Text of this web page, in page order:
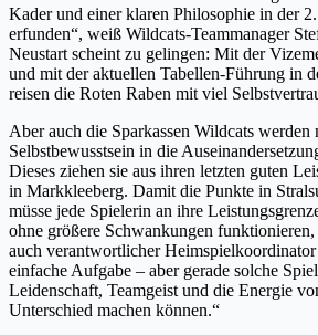
Kader und einer klaren Philosophie in der
erfunden“, weiß Wildcats-Teammanager
Neustart scheint zu gelingen: Mit der
und mit der aktuellen Tabellen-Führung in
reisen die Roten Raben mit viel
Aber auch die Sparkassen Wildcats werden
Selbstbewusstsein in die
Dieses ziehen sie aus ihren letzten guten
in Markkleeberg. Damit die Punkte in
müsse jede Spielerin an ihre
ohne größere Schwankungen
auch verantwortlicher
einfache Aufgabe – aber gerade solche
Leidenschaft, Teamgeist und die Energie
Unterschied machen können.“